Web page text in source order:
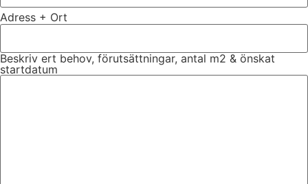
Adress + Ort
Beskriv ert behov, förutsättningar, antal m2 & önskat
startdatum